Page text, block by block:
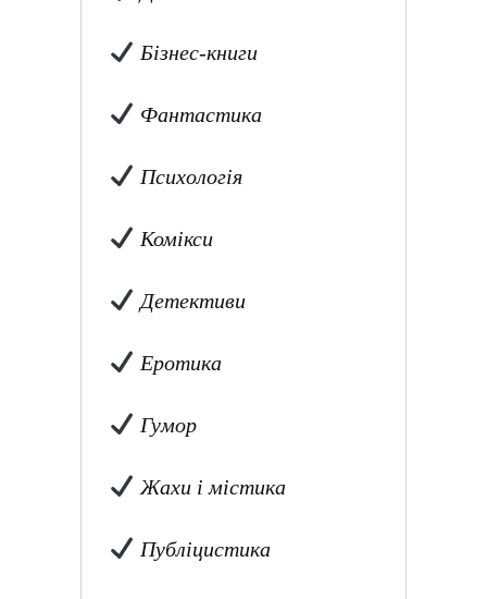
Бізнес-книги
Фантастика
Психологія
Комікси
Детективи
Еротика
Гумор
Жахи і містика
Публіцистика